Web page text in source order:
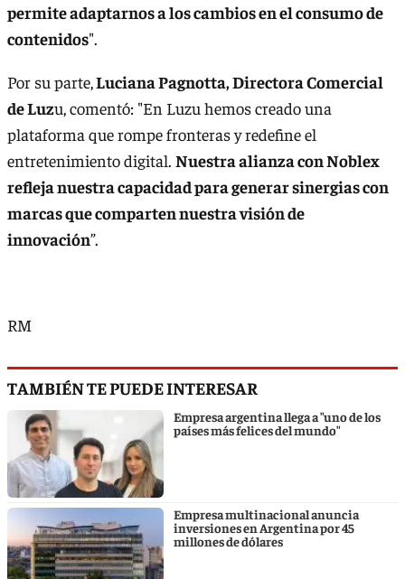
permite adaptarnos a los cambios en el consumo de
contenidos".
Por su parte,Luciana Pagnotta, Directora Comercial
de Luzu, comentó: "En Luzu hemos creado una
plataforma que rompe fronteras y redefine el
entretenimiento digital. Nuestra alianza con Noblex
refleja nuestra capacidad para generar sinergias con
marcas que comparten nuestra visión de
innovación”.
RM
TAMBIÉN TE PUEDE INTERESAR
Empresa argentina llega a "uno de los
países más felices del mundo"
Empresa multinacional anuncia
inversiones en Argentina por 45
millones de dólares